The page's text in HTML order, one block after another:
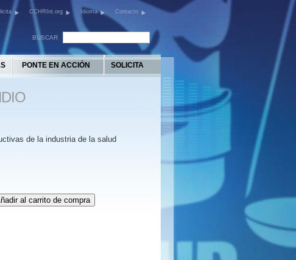
CCHRInt.org Idioma Contacto
BUSCAR
PONTE EN ACCIÓN SOLICITA
de la industria de la salud